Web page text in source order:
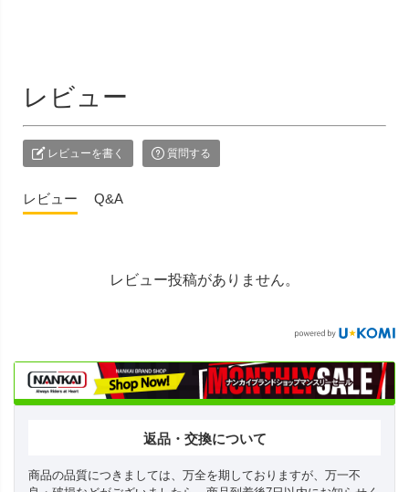
レビュー
レビューを書く 質問する
レビュー Q&A
レビュー投稿がありません。
返品・交換について
商品の品質につきましては、万全を期しておりますが、万一不